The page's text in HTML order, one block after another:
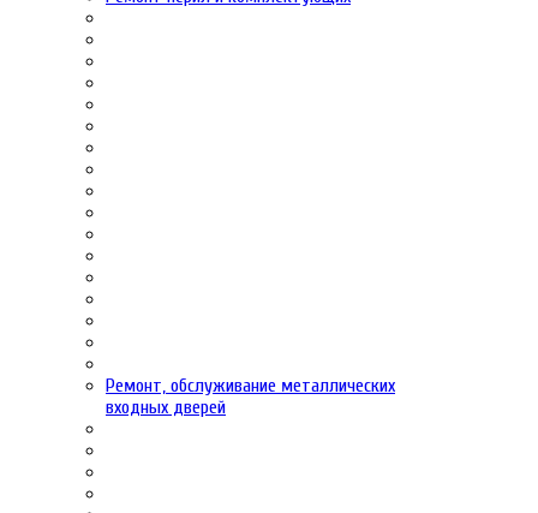
Ремонт, обслуживание металлических
входных дверей